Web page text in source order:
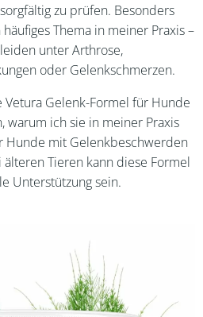
zu prüfen. Besonders
Thema in meiner Praxis –
unter Arthrose,
oder Gelenkschmerzen.
Gelenk-Formel für Hunde
warum ich sie in meiner Praxis
Hunde mit Gelenkbeschwerden
Tieren kann diese Formel
Unterstützung sein.